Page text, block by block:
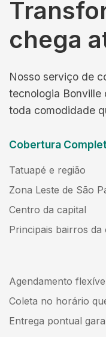
chega
Nosso serviço de
tecnologia Bonville
toda comodidade
Cobertura
Tatuapé e região
Zona Leste de São
Centro da capital
Principais bairros da
Agendamento
Coleta no horário
Entrega pontual